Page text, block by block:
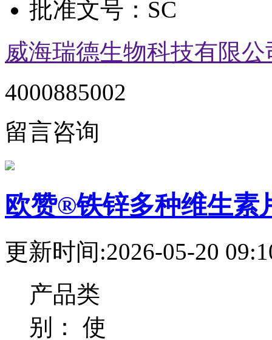
批准文号： SC
威海瑞德生物科技有限公
4000885002
留言咨询
欧赞®铁锌多种维生素
更新时间:2026-05-20
产品类
别： 使